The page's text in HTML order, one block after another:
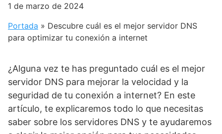
1 de marzo de 2024
Portada » Descubre cuál es el mejor servidor DNS
para optimizar tu conexión a internet
¿Alguna vez te has preguntado cuál es el mejor
servidor DNS para mejorar la velocidad y la
seguridad de tu conexión a internet? En este
artículo, te explicaremos todo lo que necesitas
saber sobre los servidores DNS y te ayudaremos